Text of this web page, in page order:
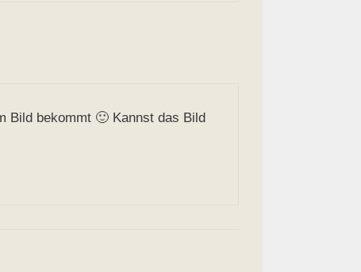
Bild bekommt 🙂 Kannst das Bild